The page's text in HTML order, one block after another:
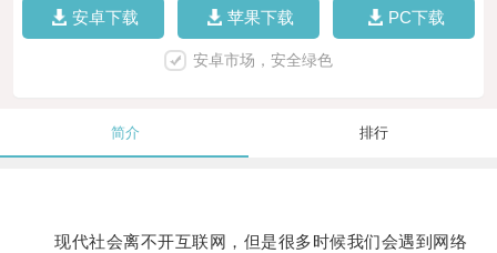
安卓下载 苹果下载 PC下载
安卓市场，安全绿色
简介 排行
现代社会离不开互联网，但是很多时候我们会遇到网络